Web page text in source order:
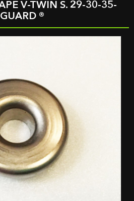
V-TWIN S. 29-30-35-
®